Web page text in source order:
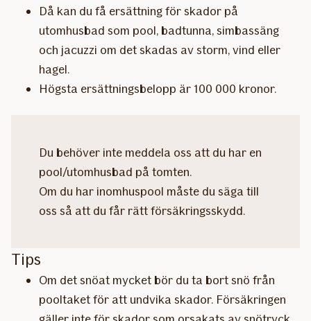
Då kan du få ersättning för skador på
utomhusbad som pool, badtunna, simbassäng
och jacuzzi om det skadas av storm, vind eller
hagel.
Högsta ersättningsbelopp är 100 000 kronor.
Du behöver inte meddela oss att du har en
pool/utomhusbad på tomten.
Om du har inomhuspool måste du säga till
oss så att du får rätt försäkringsskydd.
Tips
Om det snöat mycket bör du ta bort snö från
pooltaket för att undvika skador. Försäkringen